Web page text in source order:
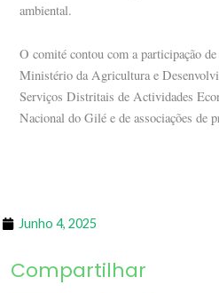
ambiental.
O comité contou com a participação
Ministério da Agricultura e
Serviços Distritais de Actividades
Nacional do Gilé e de associações de
Junho 4, 2025
Compartilhar